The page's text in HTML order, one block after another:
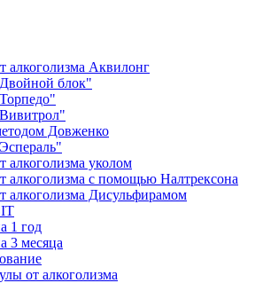
алкоголизма Аквилонг
блок"
Довженко
алкоголизма уколом
алкоголизма с помощью Налтрексона
алкоголизма Дисульфирамом
1 год
3 месяца
от алкоголизма